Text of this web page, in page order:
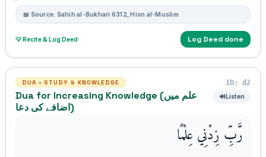
📖 Source: Sahih al-Bukhari 6312, Hisn al-Muslim
💡 Recite & Log Deed Log Deed done
DUA • STUDY & KNOWLEDGE ID: d2
Dua for Increasing Knowledge (علم میں
اضافے کی دعا)
🔊Listen
رَّبِّ زِدْنِي عِلْمًا